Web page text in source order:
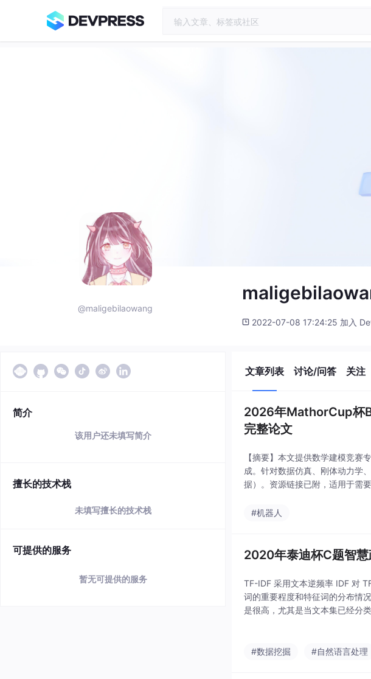
@maligebilaowang
2022-07-08 17:24:25 加入
简介
该用户还未填写简介
擅长的技术栈
未填写擅长的技术栈
可提供的服务
暂无可提供的服务
文章列表 讨论/问答 关注
2026年MathorCup杯
完整论文
【摘要】本文提供数学建模竞
成。针对数据仿真、刚体动力学
据）。资源链接已附，适用于需
#机器人
2020年泰迪杯C题智
TF-IDF 采用文本逆频率 IDF 对
词的重要程度和特征词的分布情
是很高，尤其是当文本集已经分
#数据挖掘 #自然语言处理